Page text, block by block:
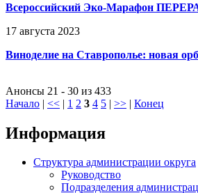
Всероссийский Эко-Марафон
17 августа 2023
Виноделие на Ставрополье: новая
Анонсы 21 - 30 из 433
Начало | << | 1 2 3 4 5 | >> | Конец
Информация
Структура администрации округа
Руководство
Подразделения